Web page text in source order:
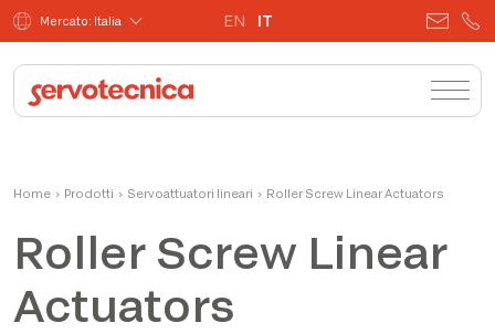
Mercato: Italia EN IT
Home › Prodotti › Servoattuatori lineari › Roller Screw Linear Actuators
Roller Screw Linear
Actuators